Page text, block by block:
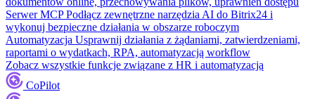
Serwer MCP Podłącz zewnętrzne narzędzia AI do Bitrix24 i
wykonuj bezpieczne działania w obszarze roboczym
Automatyzacja Usprawnij działania z żądaniami, zatwierdzeniami,
raportami o wydatkach, RPA, automatyzacją workflow
Zobacz wszystkie funkcje związane z HR i automatyzacją
CoPilot